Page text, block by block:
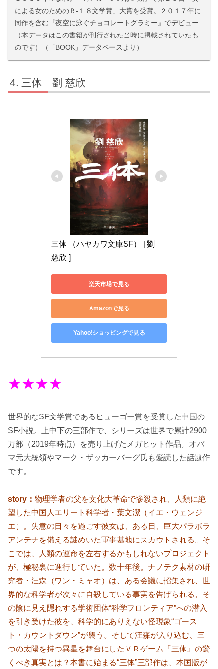
による女のためのＲ-１８文学賞」大賞を受賞。２０１７年に
同作を含む『夜空に泳ぐチョコレートグラミー』でデビュー
（本データはこの書籍が刊行された当時に掲載されていたも
のです）（「BOOK」データベースより）
三体 劉 慈欣
三体 （ハヤカワ文庫SF） [ 劉
慈欣 ]
楽天市場で見る
Amazonで見る
Yahoo!ショッピングで見る
★★★★
世界的なSF文学賞であるヒューゴー賞を受賞した中国の
SF小説。上中下の三部作で、シリーズは世界で累計2900
万部（2019年時点）を売り上げたメガヒット作品。オバ
マ元大統領やマーク・ザッカーバーグ氏も愛読した話題作
です。
story： 物理学者の父を文化大革命で惨殺され、人類に絶
望した中国人エリート科学者・葉文潔（イエ・ウェンジ
エ）。失意の日々を過ごす彼女は、ある日、巨大パラボラ
アンテナを備える謎めいた軍事基地にスカウトされる。そ
こでは、人類の運命を左右するかもしれないプロジェクト
が、極秘裏に進行していた。数十年後。ナノテク素材の研
究者・汪森（ワン・ミャオ）は、ある会議に招集され、世
界的な科学者が次々に自殺している事実を告げられる。そ
の陰に見え隠れする学術団体“科学フロンティア”への潜入
を引き受けた彼を、科学的にありえない怪現象“ゴース
ト・カウントダウン”が襲う。そして汪森が入り込む、三
つの太陽を持つ異星を舞台にしたＶＲゲーム『三体』の驚
くべき真実とは？本書に始まる“三体”三部作は、本国版が